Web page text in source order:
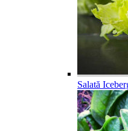
Salată